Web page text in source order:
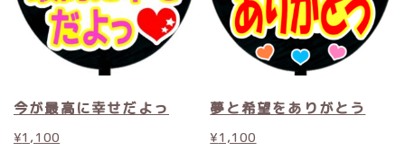
今が最高に幸せだよっ
¥1,100
夢と希望をありがとう
¥1,100